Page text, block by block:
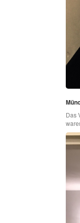
Das